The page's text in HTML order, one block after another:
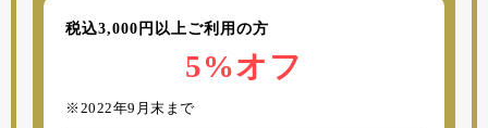
税込3,000円以上ご利用の方
5%オフ
※2022年9月末まで